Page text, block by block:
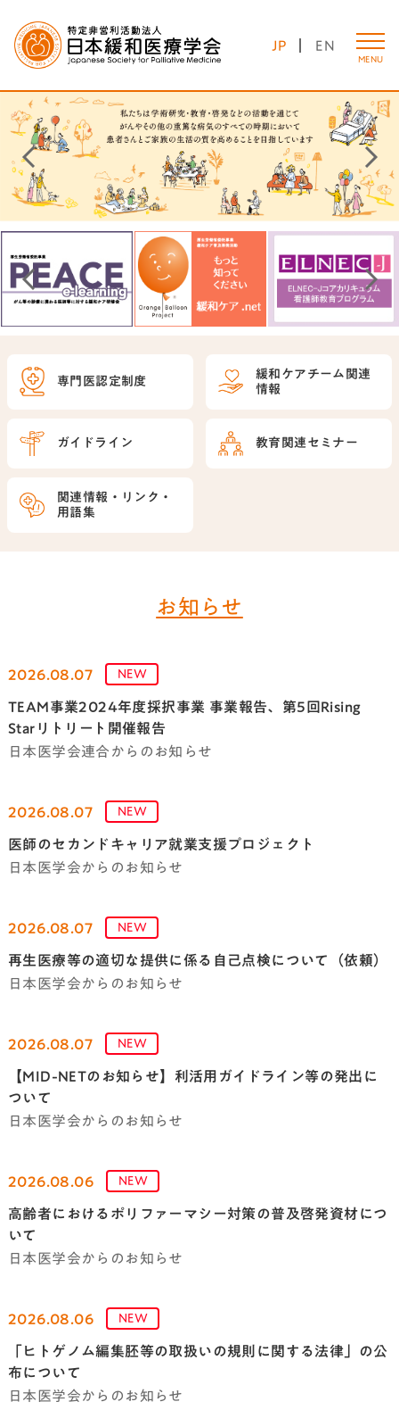
JP EN
MENU
専門医認定制度
緩和ケアチーム 関連
情報
ガイドライン 教育関連セミナー
関連情報・ リンク・
用語集
お知らせ
2026.08.07 NEW
TEAM事業2024年度採択事業 事業報告、第5回Rising
Starリトリート開催報告
日本医学会連合からのお知らせ
2026.08.07 NEW
医師のセカンドキャリア就業支援プロジェクト
日本医学会からのお知らせ
2026.08.07 NEW
再生医療等の適切な提供に係る自己点検について（依頼）
日本医学会からのお知らせ
2026.08.07 NEW
【MID-NETのお知らせ】利活用ガイドライン等の発出に
ついて
日本医学会からのお知らせ
2026.08.06 NEW
高齢者におけるポリファーマシー対策の普及啓発資材につ
いて
日本医学会からのお知らせ
2026.08.06 NEW
「ヒトゲノム編集胚等の取扱いの規則に関する法律」の公
布について
日本医学会からのお知らせ